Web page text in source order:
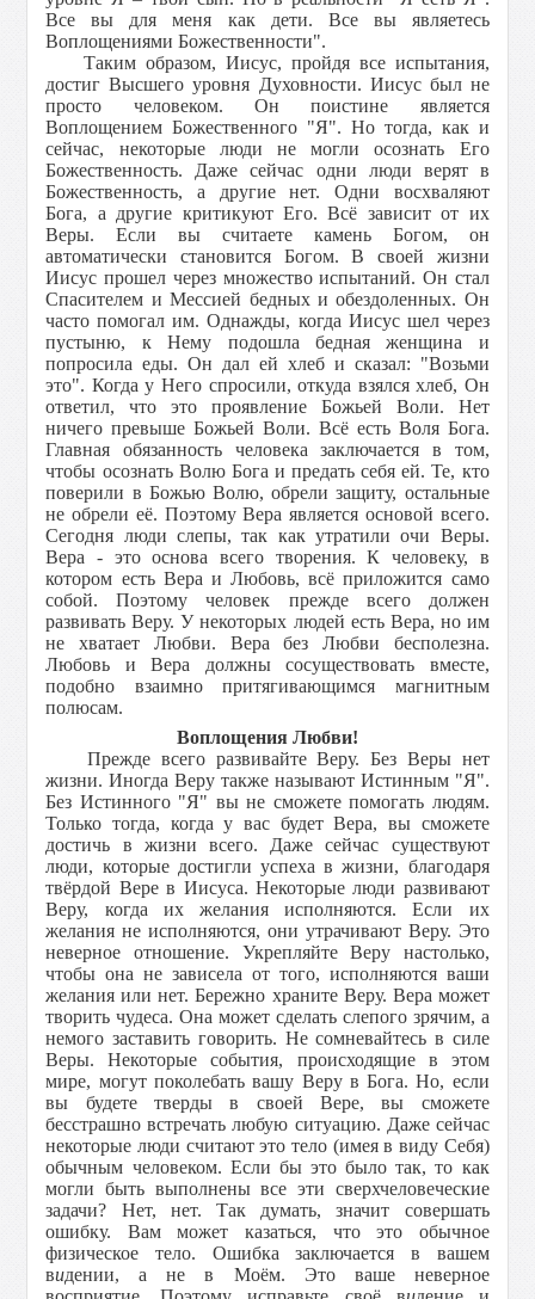
Все вы для меня как дети. Все вы являетесь
Воплощениями Божественности".
Таким образом, Иисус, пройдя все испытания,
достиг Высшего уровня Духовности. Иисус был не
просто человеком. Он поистине является
Воплощением Божественного "Я". Но тогда, как и
сейчас, некоторые люди не могли осознать Его
Божественность. Даже сейчас одни люди верят в
Божественность, а другие нет. Одни восхваляют
Бога, а другие критикуют Его. Всё зависит от их
Веры. Если вы считаете камень Богом, он
автоматически становится Богом. В своей жизни
Иисус прошел через множество испытаний. Он стал
Спасителем и Мессией бедных и обездоленных. Он
часто помогал им. Однажды, когда Иисус шел через
пустыню, к Нему подошла бедная женщина и
попросила еды. Он дал ей хлеб и сказал: "Возьми
это". Когда у Него спросили, откуда взялся хлеб, Он
ответил, что это проявление Божьей Воли. Нет
ничего превыше Божьей Воли. Всё есть Воля Бога.
Главная обязанность человека заключается в том,
чтобы осознать Волю Бога и предать себя ей. Те, кто
поверили в Божью Волю, обрели защиту, остальные
не обрели её. Поэтому Вера является основой всего.
Сегодня люди слепы, так как утратили очи Веры.
Вера - это основа всего творения. К человеку, в
котором есть Вера и Любовь, всё приложится само
собой. Поэтому человек прежде всего должен
развивать Веру. У некоторых людей есть Вера, но им
не хватает Любви. Вера без Любви бесполезна.
Любовь и Вера должны сосуществовать вместе,
подобно взаимно притягивающимся магнитным
полюсам.
Воплощения Любви!
Прежде всего развивайте Веру. Без Веры нет
жизни. Иногда Веру также называют Истинным "Я".
Без Истинного "Я" вы не сможете помогать людям.
Только тогда, когда у вас будет Вера, вы сможете
достичь в жизни всего. Даже сейчас существуют
люди, которые достигли успеха в жизни, благодаря
твёрдой Вере в Иисуса. Некоторые люди развивают
Веру, когда их желания исполняются. Если их
желания не исполняются, они утрачивают Веру. Это
неверное отношение. Укрепляйте Веру настолько,
чтобы она не зависела от того, исполняются ваши
желания или нет. Бережно храните Веру. Вера может
творить чудеса. Она может сделать слепого зрячим, а
немого заставить говорить. Не сомневайтесь в силе
Веры. Некоторые события, происходящие в этом
мире, могут поколебать вашу Веру в Бога. Но, если
вы будете тверды в своей Вере, вы сможете
бесстрашно встречать любую ситуацию. Даже сейчас
некоторые люди считают это тело (имея в виду Себя)
обычным человеком. Если бы это было так, то как
могли быть выполнены все эти сверхчеловеческие
задачи? Нет, нет. Так думать, значит совершать
ошибку. Вам может казаться, что это обычное
физическое тело. Ошибка заключается в вашем
видении, а не в Моём. Это ваше неверное